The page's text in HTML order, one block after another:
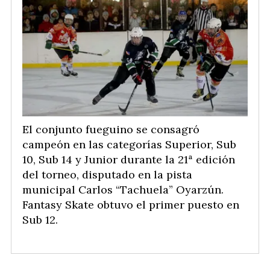
El conjunto fueguino se consagró
campeón en las categorías Superior, Sub
10, Sub 14 y Junior durante la 21ª edición
del torneo, disputado en la pista
municipal Carlos “Tachuela” Oyarzún.
Fantasy Skate obtuvo el primer puesto en
Sub 12.